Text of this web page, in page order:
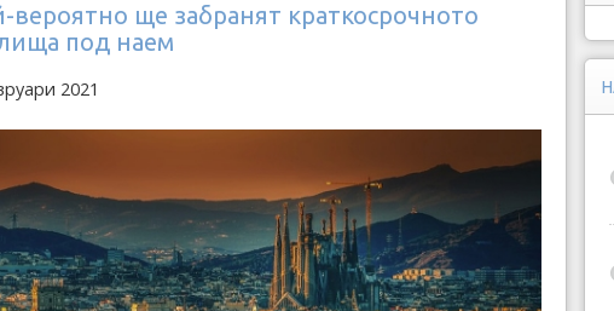
вероятно ще забранят краткосрочното
под наем
2021